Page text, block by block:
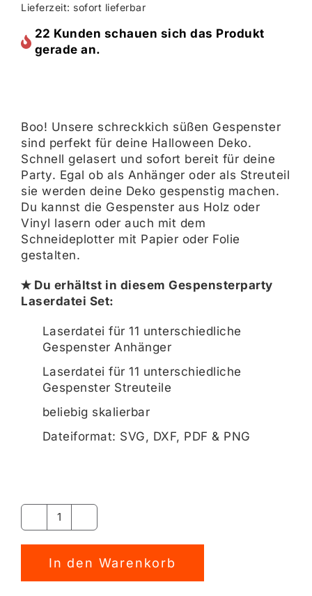
Lieferzeit: sofort lieferbar
22 Kunden schauen sich das Produkt
gerade an.
Boo! Unsere schreckkich süßen Gespenster
sind perfekt für deine Halloween Deko.
Schnell gelasert und sofort bereit für deine
Party. Egal ob als Anhänger oder als Streuteil
sie werden deine Deko gespenstig machen.
Du kannst die Gespenster aus Holz oder
Vinyl lasern oder auch mit dem
Schneideplotter mit Papier oder Folie
gestalten.
✭ Du erhältst in diesem Gespensterparty
Laserdatei Set:
Laserdatei für 11 unterschiedliche
Gespenster Anhänger
Laserdatei für 11 unterschiedliche
Gespenster Streuteile
beliebig skalierbar
Dateiformat: SVG, DXF, PDF & PNG
Gespensterparty
[Digital]
Menge
In den Warenkorb